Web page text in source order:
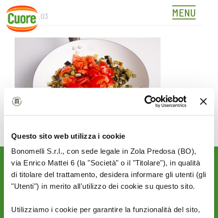
Questo sito web utilizza i cookie
Bonomelli S.r.l., con sede legale in Zola Predosa (BO),
via Enrico Mattei 6 (la "Società" o il "Titolare"), in qualità
di titolare del trattamento, desidera informare gli utenti (gli
"Utenti") in merito all'utilizzo dei cookie su questo sito.
Utilizziamo i cookie per garantire la funzionalità del sito,
Skip
content
MENU
386516_03
Rimani aggiornato sulle
novità del mondo Cuore: